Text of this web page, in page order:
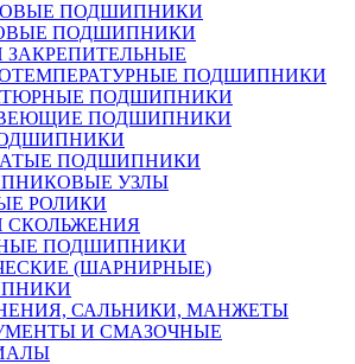
ПОДШИПНИКИ
ПОДШИПНИКИ
ЗАКРЕПИТЕЛЬНЫЕ
ПОДШИПНИКИ
ПОДШИПНИКИ
ПОДШИПНИКИ
ПОДШИПНИКИ
УЗЛЫ
РОЛИКИ
СКОЛЬЖЕНИЯ
ПОДШИПНИКИ
(ШАРНИРНЫЕ)
САЛЬНИКИ, МАНЖЕТЫ
И СМАЗОЧНЫЕ